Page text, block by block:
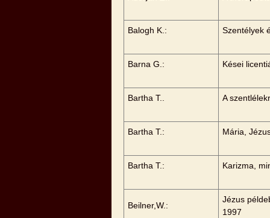
Balogh K.: Szentélyek
Barna G.: Kései
Bartha T.. A
Bartha T.: Mária,
Bartha T.: Karizma,
Beilner,W.:
Jézus
1997